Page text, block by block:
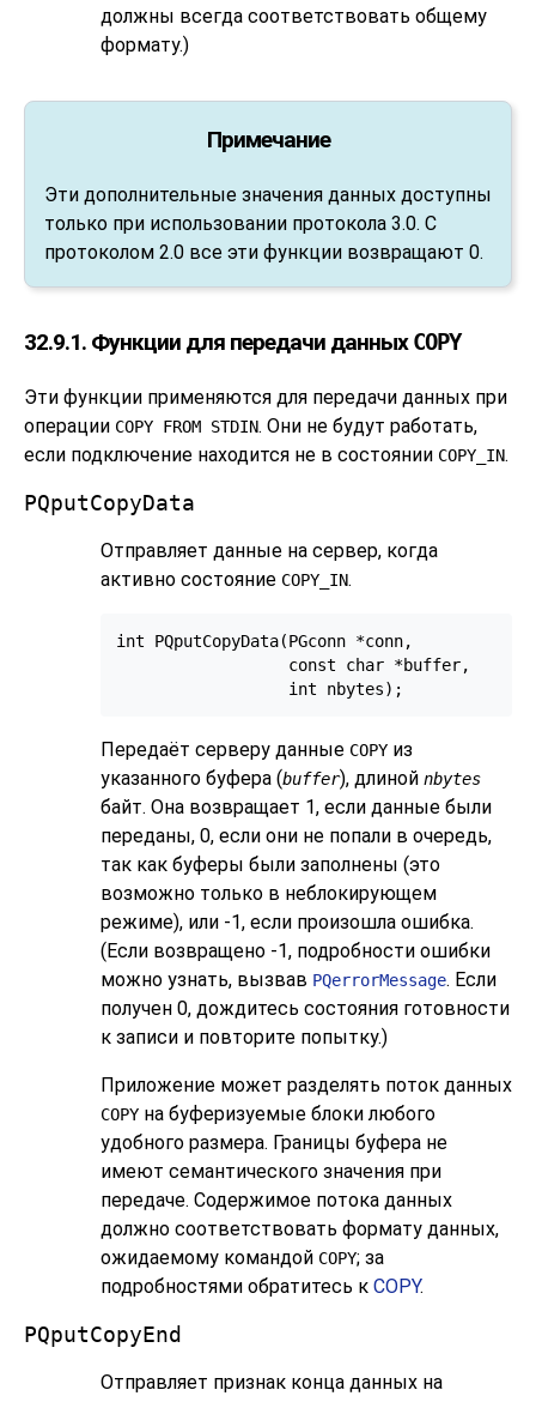
должны всегда соответствовать общему
формату.)
Примечание
Эти дополнительные значения данных доступны
только при использовании протокола 3.0. С
протоколом 2.0 все эти функции возвращают 0.
32.9.1. Функции для передачи данныхCOPY
Эти функции применяются для передачи данных при
операции COPY FROM STDIN. Они не будут работать,
если подключение находится не в состоянии COPY_IN.
PQputCopyData
Отправляет данные на сервер, когда
активно состояние COPY_IN.
int PQputCopyData(PGconn *conn,
                  const char *buffer,
Передаёт серверу данные COPY из
указанного буфера (buffer), длиной nbytes
байт. Она возвращает 1, если данные были
переданы, 0, если они не попали в очередь,
так как буферы были заполнены (это
возможно только в неблокирующем
режиме), или -1, если произошла ошибка.
(Если возвращено -1, подробности ошибки
можно узнать, вызвав PQerrorMessage. Если
получен 0, дождитесь состояния готовности
к записи и повторите попытку.)
Приложение может разделять поток данных
COPY на буферизуемые блоки любого
удобного размера. Границы буфера не
имеют семантического значения при
передаче. Содержимое потока данных
должно соответствовать формату данных,
ожидаемому командой COPY; за
подробностями обратитесь к COPY.
PQputCopyEnd
Отправляет признак конца данных на